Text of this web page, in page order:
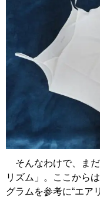
そんなわけで、ま
リズム」。ここから
グラムを参考に“エア